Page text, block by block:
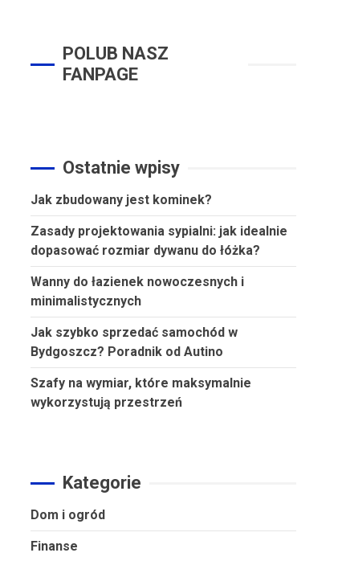
POLUB NASZ
FANPAGE
Ostatnie wpisy
Jak zbudowany jest kominek?
Zasady projektowania sypialni: jak idealnie
dopasować rozmiar dywanu do łóżka?
Wanny do łazienek nowoczesnych i
minimalistycznych
Jak szybko sprzedać samochód w
Bydgoszcz? Poradnik od Autino
Szafy na wymiar, które maksymalnie
wykorzystują przestrzeń
Kategorie
Dom i ogród
Finanse